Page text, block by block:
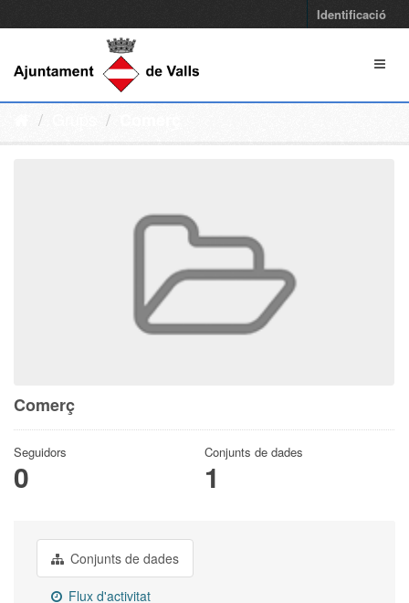
Identificació
Comerç
Seguidors
0
Conjunts de dades
1
Conjunts de dades
Flux d'activitat